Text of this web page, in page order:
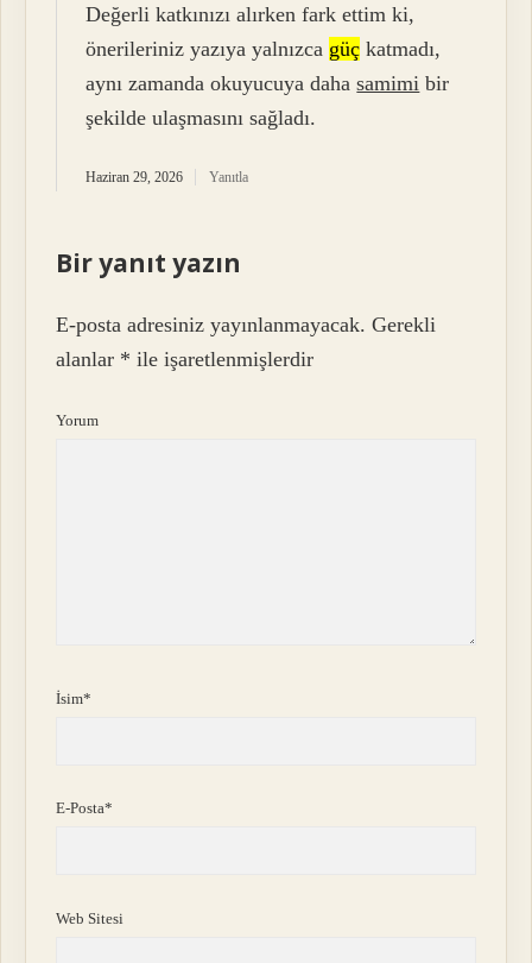
Değerli katkınızı alırken fark ettim ki,
önerileriniz yazıya yalnızca güç katmadı,
aynı zamanda okuyucuya dahasamimi bir
şekilde ulaşmasını sağladı.
Haziran 29, 2026 Yanıtla
Bir yanıt yazın
E-posta adresiniz yayınlanmayacak. Gerekli
alanlar * ile işaretlenmişlerdir
Yorum
İsim*
E-Posta*
Web Sitesi